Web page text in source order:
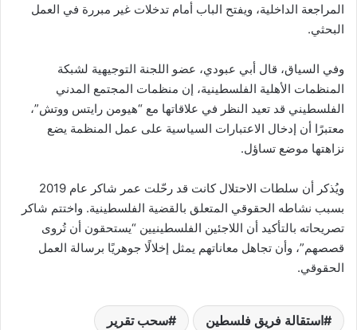
المراجعة الداخلية، ويفتح الباب أمام تدخلات غير مبررة في العمل
البحثي.
وفي السياق، قال أبي عبودي، عضو اللجنة التوجيهية لشبكة
المنظمات الأهلية الفلسطينية، إن منظمات المجتمع المدني
الفلسطيني قد تعيد النظر في علاقاتها مع “هيومن رايتس ووتش”،
معتبرًا أن إدخال الاعتبارات السياسية على عمل المنظمة يضع
نزاهتها موضع تساؤل.
ويُذكر أن سلطات الاحتلال كانت قد رحّلت عمر شاكر عام 2019
بسبب نشاطه الحقوقي المتعلق بالقضية الفلسطينية. واختتم شاكر
تصريحاته بالتأكيد أن اللاجئين الفلسطينيين “يستحقون أن تُروى
قصصهم”، وأن تجاهل معاناتهم يمثل إخلالًا جوهريًا برسالة العمل
الحقوقي.
استقالة فريق فلسطين سحب تقرير